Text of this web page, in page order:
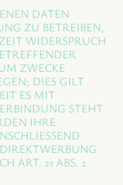
DATEN
ZU BETREIBEN,
WIDERSPRUCH
ZWECKE
DIES GILT
ES MIT
STEHT.
IHRE
ART. 21 ABS. 2